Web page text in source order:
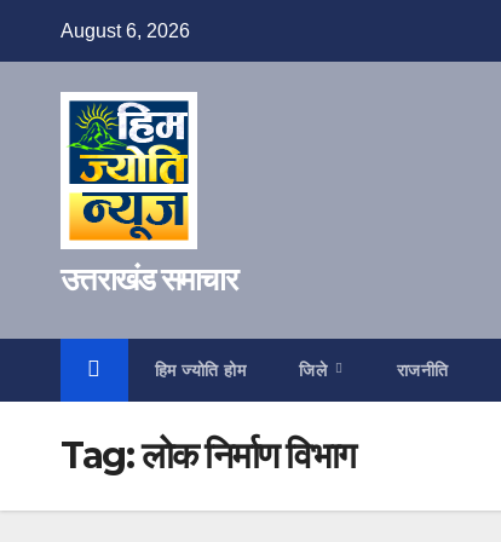
content
August 6, 2026
उत्तराखंड समाचार
हिम ज्योति होम जिले राजनीति
Tag:लोक निर्माण विभाग